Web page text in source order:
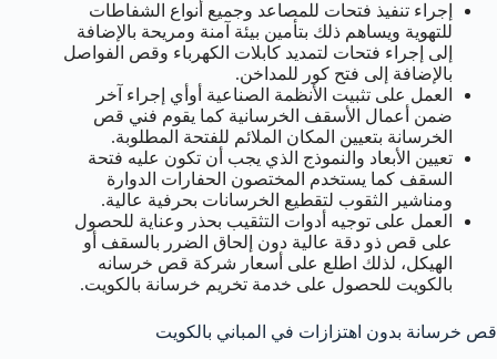
إجراء تنفيذ فتحات للمصاعد وجميع أنواع الشفاطات
للتهوية ويساهم ذلك بتأمين بيئة آمنة ومريحة بالإضافة
إلى إجراء فتحات لتمديد كابلات الكهرباء وقص الفواصل
بالإضافة إلى فتح كور للمداخن.
العمل على تثبيت الأنظمة الصناعية أوأي إجراء آخر
ضمن أعمال الأسقف الخرسانية كما يقوم فني قص
الخرسانة بتعيين المكان الملائم للفتحة المطلوبة.
تعيين الأبعاد والنموذج الذي يجب أن تكون عليه فتحة
السقف كما يستخدم المختصون الحفارات الدوارة
ومناشير الثقوب لتقطيع الخرسانات بحرفية عالية.
العمل على توجيه أدوات التثقيب بحذر وعناية للحصول
على قص ذو دقة عالية دون إلحاق الضرر بالسقف أو
الهيكل، لذلك اطلع على أسعار شركة قص خرسانه
بالكويت للحصول على خدمة تخريم خرسانة بالكويت.
قص خرسانة بدون اهتزازات في المباني بالكويت